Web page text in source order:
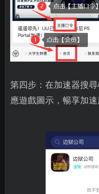
第四步：在加速器搜
應遊戲圖示，暢享加速